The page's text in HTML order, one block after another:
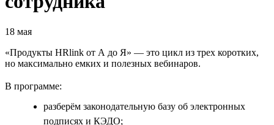
18 мая
«Продукты HRlink от А до Я» — это цикл из трех коротких,
но максимально емких и полезных вебинаров.
В программе:
разберём законодательную базу об электронных
подписях и КЭДО;